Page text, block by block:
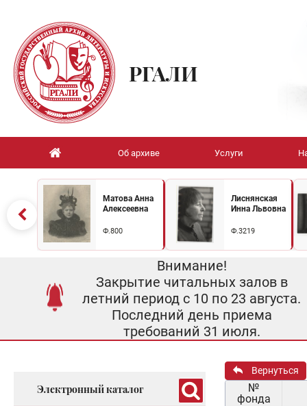
РГАЛИ
Об архиве Услуги
Матова Анна
Алексеевна
Ф.800
Лиснянская
Инна Львовна
Ф.3219
Внимание!
Закрытие читальных залов в
летний период с 10 по 23 августа.
Последний день приема
требований 31 июля.
Электронный каталог
Вернуться
№
фонда